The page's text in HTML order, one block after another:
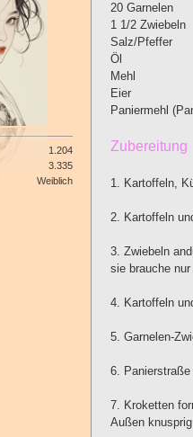
1.204
3.335
Weiblich
20 Garnelen
1 1/2 Zwiebeln
Salz/Pfeffer
Öl
Mehl
Eier
Paniermehl
Zubereitung
1. Kartoffeln,
2. Kartoffeln
3. Zwiebeln
sie brauche
4. Kartoffeln
5. Garnelen-
6.
7. Kroketten
Außen